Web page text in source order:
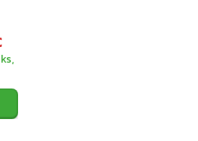
fungujúcemu zámku môžete
k lodiam, ako je
doska pre obrazovku
telefóny, foťáky či Go pre